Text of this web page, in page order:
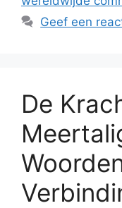
Geef een
De